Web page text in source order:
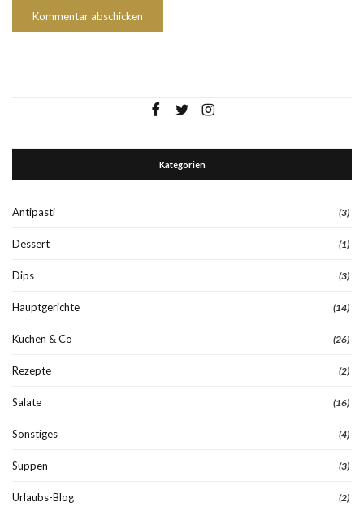
Kategorien
Antipasti (3)
Dessert (1)
Dips (3)
Hauptgerichte (14)
Kuchen & Co (26)
Rezepte (2)
Salate (16)
Sonstiges (4)
Suppen (3)
Urlaubs-Blog (2)